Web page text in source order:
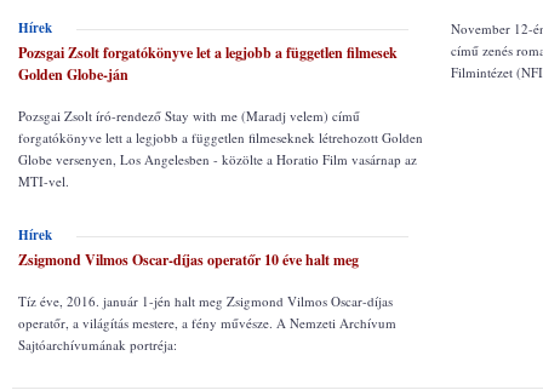
Hírek
Pozsgai Zsolt forgatókönyve let a legjobb a független filmesek
Golden Globe-ján
Pozsgai Zsolt író-rendező Stay with me (Maradj velem) című
forgatókönyve lett a legjobb a független filmeseknek létrehozott Golden
Globe versenyen, Los Angelesben - közölte a Horatio Film vasárnap az
MTI-vel.
Hírek
Zsigmond Vilmos Oscar-díjas operatőr 10 éve halt meg
Tíz éve, 2016. január 1-jén halt meg Zsigmond Vilmos Oscar-díjas
operatőr, a világítás mestere, a fény művésze. A Nemzeti Archívum
Sajtóarchívumának portréja:
November 12-
című zenés
Filmintézet